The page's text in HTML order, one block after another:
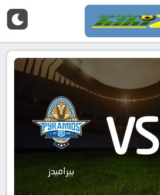
VS بيراميدز